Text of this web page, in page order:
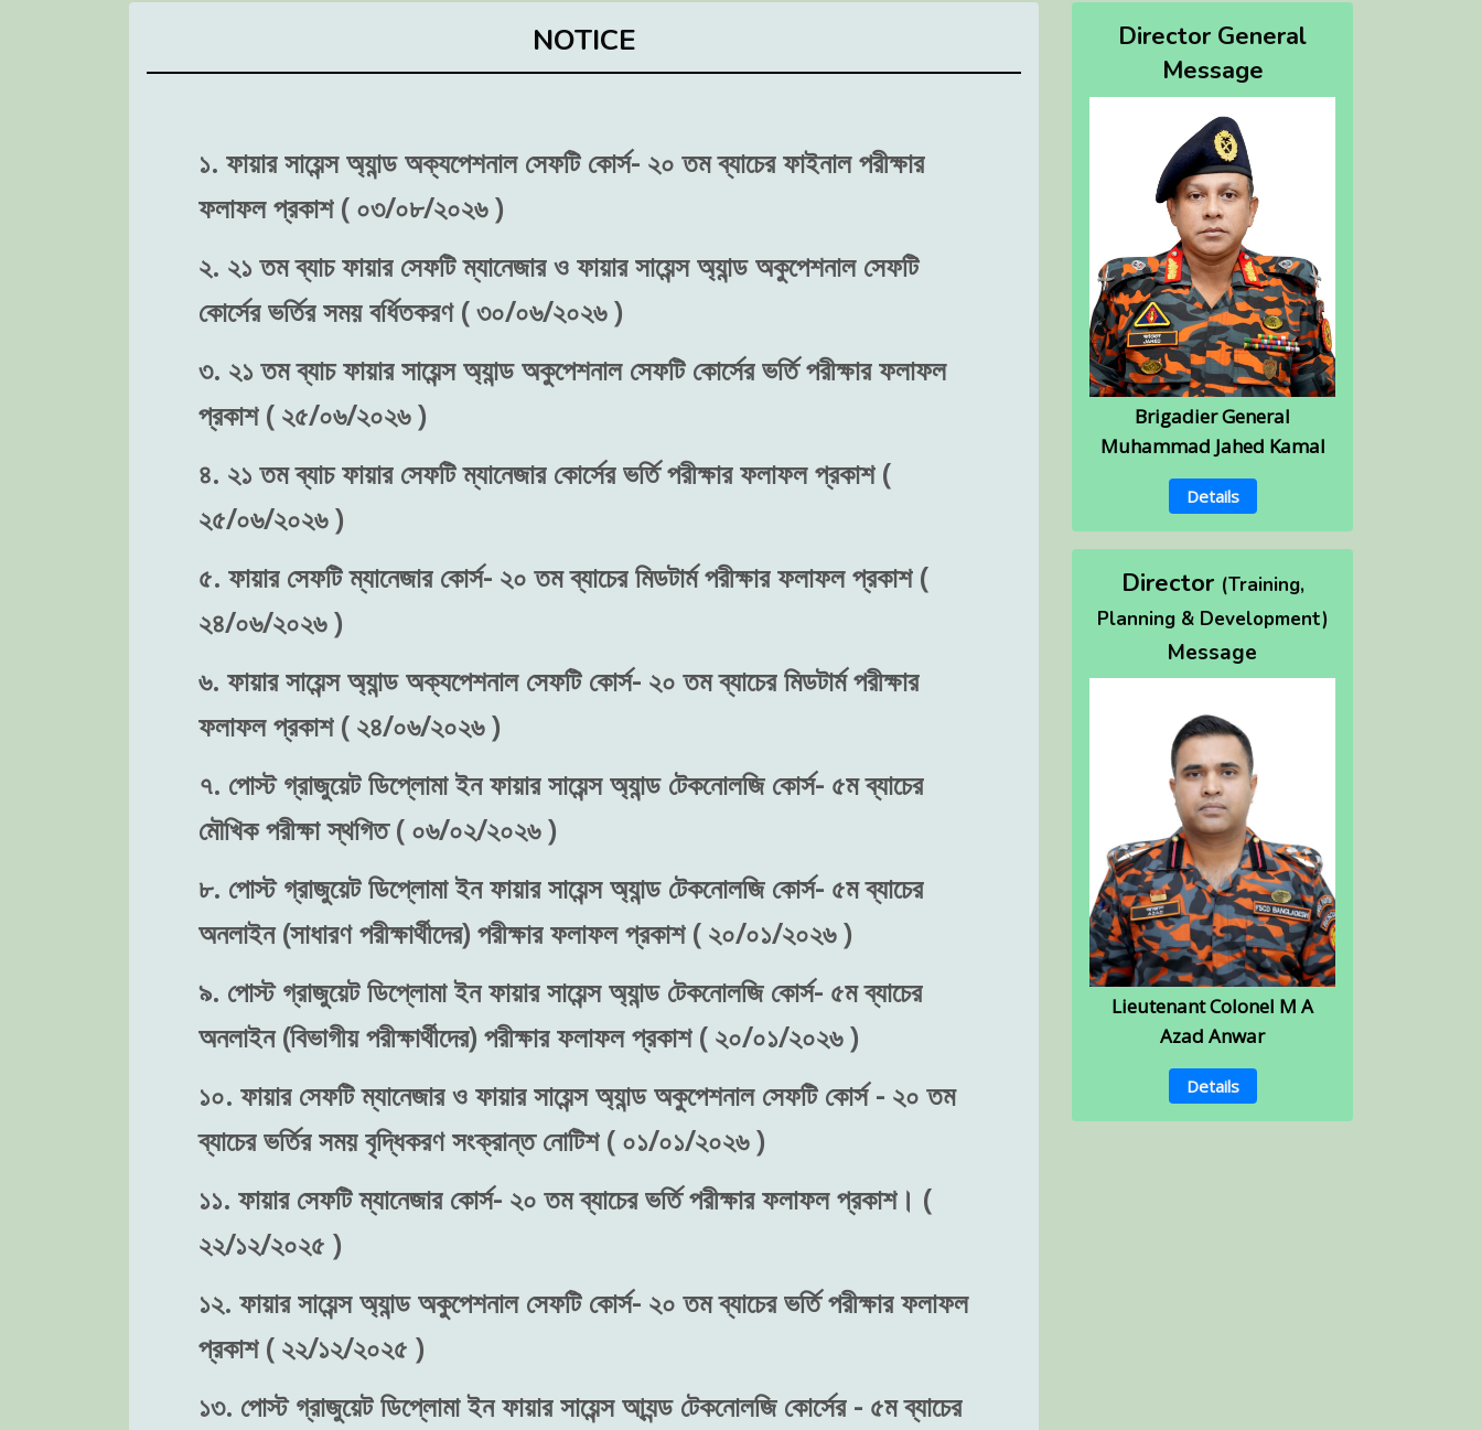
NOTICE
১. ফায়ার সায়েন্স অ্যান্ড অক্যপেশনাল সেফটি কোর্স- ২০ তম ব্যাচের ফাইনাল পরীক্ষার
ফলাফল প্রকাশ ( ০৩/০৮/২০২৬ )
২. ২১ তম ব্যাচ ফায়ার সেফটি ম্যানেজার ও ফায়ার সায়েন্স অ্যান্ড অকুপেশনাল সেফটি
কোর্সের ভর্তির সময় বর্ধিতকরণ ( ৩০/০৬/২০২৬ )
৩. ২১ তম ব্যাচ ফায়ার সায়েন্স অ্যান্ড অকুপেশনাল সেফটি কোর্সের ভর্তি পরীক্ষার ফলাফল
প্রকাশ ( ২৫/০৬/২০২৬ )
৪. ২১ তম ব্যাচ ফায়ার সেফটি ম্যানেজার কোর্সের ভর্তি পরীক্ষার ফলাফল প্রকাশ (
২৫/০৬/২০২৬ )
৫. ফায়ার সেফটি ম্যানেজার কোর্স- ২০ তম ব্যাচের মিডটার্ম পরীক্ষার ফলাফল প্রকাশ (
২৪/০৬/২০২৬ )
৬. ফায়ার সায়েন্স অ্যান্ড অক্যপেশনাল সেফটি কোর্স- ২০ তম ব্যাচের মিডটার্ম পরীক্ষার
ফলাফল প্রকাশ ( ২৪/০৬/২০২৬ )
৭. পোস্ট গ্রাজুয়েট ডিপ্লোমা ইন ফায়ার সায়েন্স অ্যান্ড টেকনোলজি কোর্স- ৫ম ব্যাচের
মৌখিক পরীক্ষা স্থগিত ( ০৬/০২/২০২৬ )
৮. পোস্ট গ্রাজুয়েট ডিপ্লোমা ইন ফায়ার সায়েন্স অ্যান্ড টেকনোলজি কোর্স- ৫ম ব্যাচের
অনলাইন (সাধারণ পরীক্ষার্থীদের) পরীক্ষার ফলাফল প্রকাশ ( ২০/০১/২০২৬ )
৯. পোস্ট গ্রাজুয়েট ডিপ্লোমা ইন ফায়ার সায়েন্স অ্যান্ড টেকনোলজি কোর্স- ৫ম ব্যাচের
অনলাইন (বিভাগীয় পরীক্ষার্থীদের) পরীক্ষার ফলাফল প্রকাশ ( ২০/০১/২০২৬ )
১০. ফায়ার সেফটি ম্যানেজার ও ফায়ার সায়েন্স অ্যান্ড অকুপেশনাল সেফটি কোর্স - ২০ তম
ব্যাচের ভর্তির সময় বৃদ্ধিকরণ সংক্রান্ত নোটিশ ( ০১/০১/২০২৬ )
১১. ফায়ার সেফটি ম্যানেজার কোর্স- ২০ তম ব্যাচের ভর্তি পরীক্ষার ফলাফল প্রকাশ। (
২২/১২/২০২৫ )
১২. ফায়ার সায়েন্স অ্যান্ড অকুপেশনাল সেফটি কোর্স- ২০ তম ব্যাচের ভর্তি পরীক্ষার ফলাফল
প্রকাশ ( ২২/১২/২০২৫ )
১৩. পোস্ট গ্রাজুয়েট ডিপ্লোমা ইন ফায়ার সায়েন্স আ্যন্ড টেকনোলজি কোর্সের - ৫ম ব্যাচের
Director General
Message
Brigadier General
Muhammad Jahed Kamal
Details
Director (Training,
Planning & Development)
Message
Lieutenant Colonel M A
Azad Anwar
Details